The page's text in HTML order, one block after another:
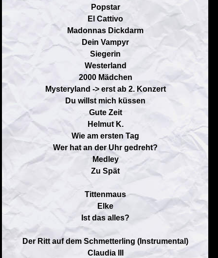
Popstar
El Cattivo
Madonnas Dickdarm
Dein Vampyr
Siegerin
Westerland
2000 Mädchen
Mysteryland -> erst ab 2. Konzert
Du willst mich küssen
Gute Zeit
Helmut K.
Wie am ersten Tag
Wer hat an der Uhr gedreht?
Medley
Zu Spät
Tittenmaus
Elke
Ist das alles?
Der Ritt auf dem Schmetterling (Instrumental)
Claudia III